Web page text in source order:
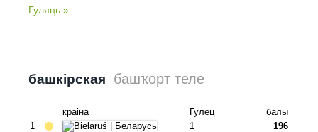
Гуляць »
башкірская башҡорт теле
краіна Гулец
балы
1
1
196